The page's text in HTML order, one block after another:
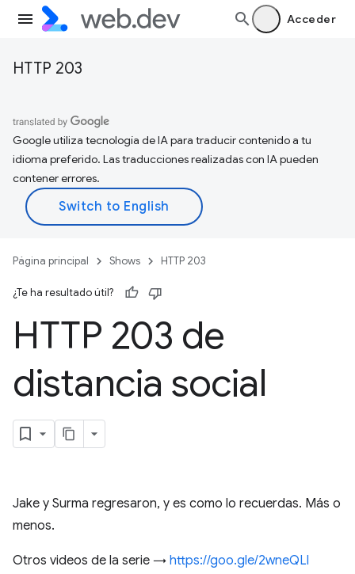
Acceder
HTTP 203
Google utiliza tecnología de IA para traducir contenido a tu
idioma preferido. Las traducciones realizadas con IA pueden
contener errores.
Página principal Shows HTTP 203
¿Te ha resultado útil?
HTTP 203 de
distancia social
Jake y Surma regresaron, y es como lo recuerdas. Más o
menos.
Otros videos de la serie → https://goo.gle/2wneQLl